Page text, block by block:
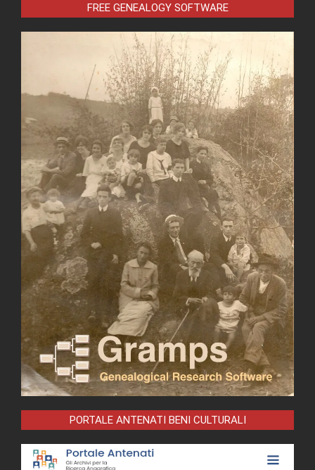
FREE GENEALOGY SOFTWARE
PORTALE ANTENATI BENI CULTURALI